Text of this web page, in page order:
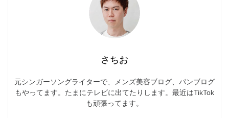
さちお
元シンガーソングライターで、メンズ美容ブログ、パンブログ
もやってます。たまにテレビに出てたりします。最近はTikTok
も頑張ってます。